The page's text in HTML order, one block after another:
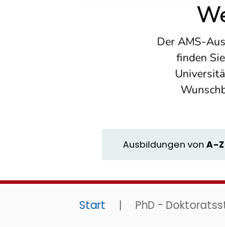
Der AMS-
finden
Ausbildungen von A-Z
Start | PhD -